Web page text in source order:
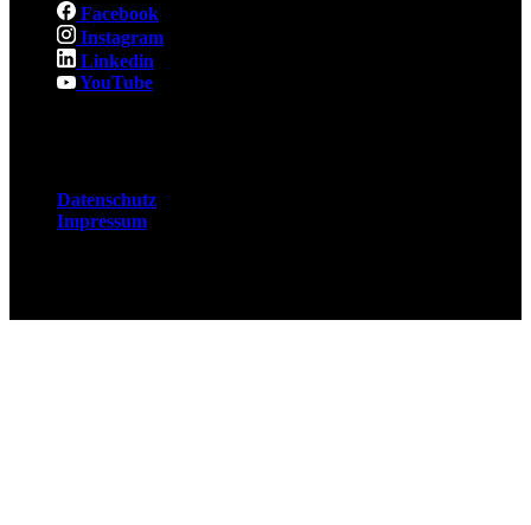
Facebook
Instagram
Linkedin
YouTube
Datenschutz
Impressum